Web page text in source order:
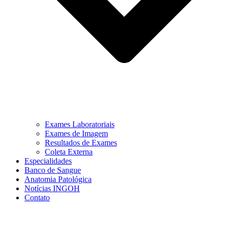
Exames Laboratoriais
Exames de Imagem
Resultados de Exames
Coleta Externa
Especialidades
Banco de Sangue
Anatomia Patológica
Notícias INGOH
Contato